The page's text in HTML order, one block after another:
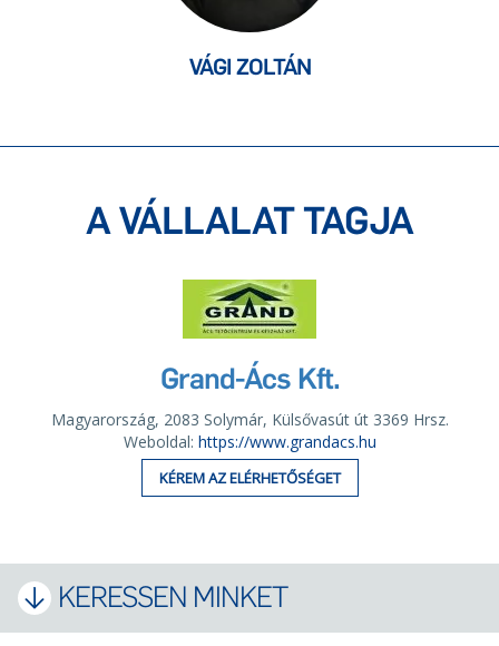
VÁGI ZOLTÁN
A VÁLLALAT TAGJA
Grand-Ács Kft.
Magyarország, 2083 Solymár, Külsővasút út 3369 Hrsz.
Weboldal: https://www.grandacs.hu
KÉREM AZ ELÉRHETŐSÉGET
KERESSEN MINKET